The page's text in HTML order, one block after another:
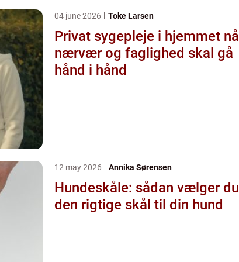
04 june 2026 Toke Larsen
Privat sygepleje i hjemmet når
nærvær og faglighed skal gå
hånd i hånd
12 may 2026 Annika Sørensen
Hundeskåle: sådan vælger du
den rigtige skål til din hund